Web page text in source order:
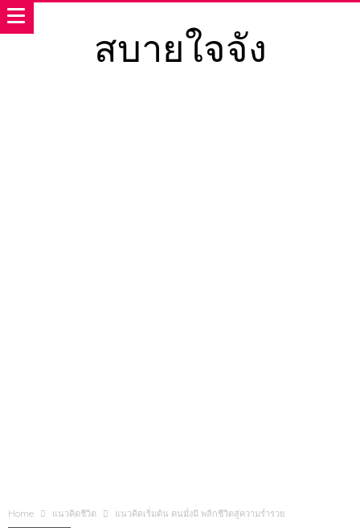
สบายใจจัง
Home แนวคิดชีวิต แนวคิดเริ่มต้น คนมั่งมี พลิกชีวิตสู่ความร่ำรวย